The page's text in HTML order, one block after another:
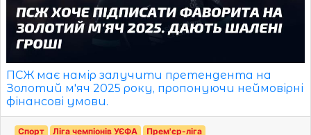
ПСЖ має намір залучити претендента на
Золотий м'яч 2025 року, пропонуючи неймовірні
фінансові умови.
Спорт Ліга чемпіонів УЄФА Прем'єр-ліга